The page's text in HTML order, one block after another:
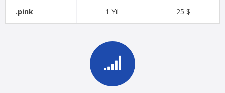
.pink 1 Yıl 25 $